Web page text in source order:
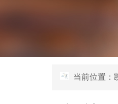
当前位置：